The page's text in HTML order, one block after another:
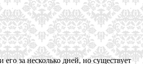
за несколько дней, но существует